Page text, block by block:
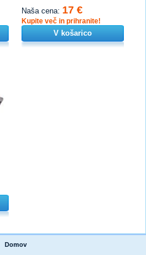
Naša cena: 17 €
Kupite več in prihranite!
V košarico
Domov